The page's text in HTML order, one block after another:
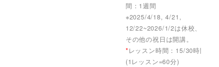
間：1週間
※2025/4/18, 4/21,
12/22~2026/1/2は休校、
その他の祝日は開講。
*レッスン時間：15/30時間
(1レッスン=60分)